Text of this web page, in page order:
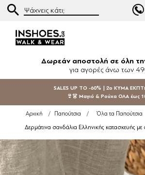
Δωρεάν αποστολή σε όλη
για αγορές άνω των
SALES UP TO -60% | 2ο ΚΥΜΑ
👙👗 Μαγιό & Ρούχα ΟΛΑ έως
Αρχική / Παπούτσια / Όλα τα Παπούτσια
Δερμάτινα σανδάλια Ελληνικής κατασκευής